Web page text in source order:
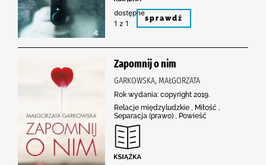
dostępne
1 z 1
sprawdź
Zapomnij o nim
GARKOWSKA, MAŁGORZATA
Rok wydania: copyright 2019.
Relacje międzyludzkie , Miłość ,
Separacja (prawo) , Powieść